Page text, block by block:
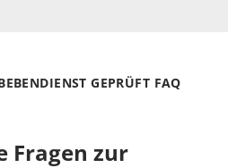
GEPRÜFT FAQ
Fragen zur